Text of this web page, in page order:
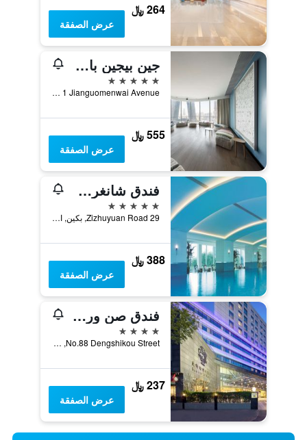
264 ﷼
عرض الصفقة
جين بيجين باي شانغريلا
5 نجوم
No 1 Jianguomenwai Avenue, بكين, الصين
555 ﷼
عرض الصفقة
فندق شانغري-لا بكين
5 نجوم
29 Zizhuyuan Road, بكين, الصين
388 ﷼
عرض الصفقة
فندق صن ورلد وانغفوجينغ
4 نجوم
No.88 Dengshikou Street, بكين, الصين
237 ﷼
عرض الصفقة